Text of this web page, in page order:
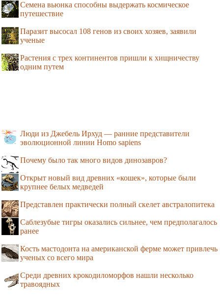
Семена вьюнка способны выдержать космическое
путешествие
Паразит высосал 108 генов из своих хозяев, заявили
ученые
Растения с трех континентов пришли к хищничеству
одним путем
Люди из Джебель Ирхуд — ранние представители
эволюционной линии Homo sapiens
Почему было так много видов динозавров?
Открыт новый вид древних «кошек», которые были
крупнее белых медведей
Представлен практически полный скелет австралопитека
Саблезубые тигры оказались сильнее, чем предполагалось
ранее
Кость мастодонта на американской ферме может привлечь
ученых со всего мира
Среди древних крокодиломорфов нашли несколько
травоядных